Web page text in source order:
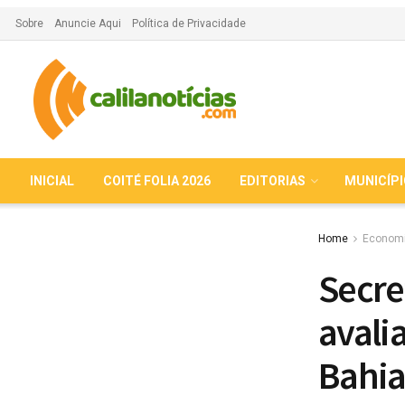
Sobre Anuncie Aqui Política de Privacidade
INICIAL COITÉ FOLIA 2026 EDITORIAS
Home
Bahia